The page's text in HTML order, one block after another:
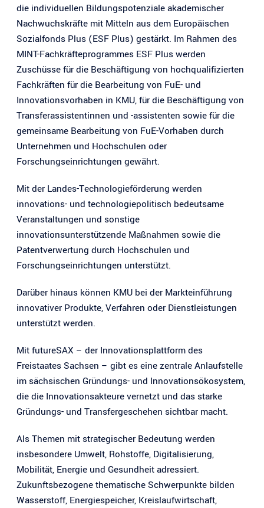
die individuellen Bildungspotenziale akademischer
Nachwuchskräfte mit Mitteln aus dem Europäischen
Sozialfonds Plus (ESF Plus) gestärkt. Im Rahmen des
MINT-Fachkräfteprogrammes ESF Plus werden
Zuschüsse für die Beschäftigung von hochqualifizierten
Fachkräften für die Bearbeitung von FuE- und
Innovationsvorhaben in KMU, für die Beschäftigung von
Transferassistentinnen und -assistenten sowie für die
gemeinsame Bearbeitung von FuE-Vorhaben durch
Unternehmen und Hochschulen oder
Forschungseinrichtungen gewährt.
Mit der Landes-Technologieförderung werden
innovations- und technologiepolitisch bedeutsame
Veranstaltungen und sonstige
innovationsunterstützende Maßnahmen sowie die
Patentverwertung durch Hochschulen und
Forschungseinrichtungen unterstützt.
Darüber hinaus können KMU bei der Markteinführung
innovativer Produkte, Verfahren oder Dienstleistungen
unterstützt werden.
Mit futureSAX – der Innovationsplattform des
Freistaates Sachsen – gibt es eine zentrale Anlaufstelle
im sächsischen Gründungs- und Innovationsökosystem,
die die Innovationsakteure vernetzt und das starke
Gründungs- und Transfergeschehen sichtbar macht.
Als Themen mit strategischer Bedeutung werden
insbesondere Umwelt, Rohstoffe, Digitalisierung,
Mobilität, Energie und Gesundheit adressiert.
Zukunftsbezogene thematische Schwerpunkte bilden
Wasserstoff, Energiespeicher, Kreislaufwirtschaft,